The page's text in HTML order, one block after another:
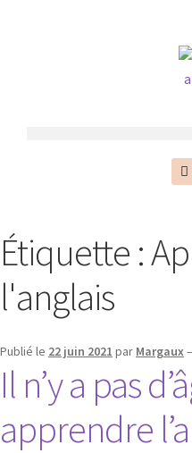
Étiquette :
l'anglais
Publié le 22 juin 2021 par Margaux
Il n’y a pas
apprendre